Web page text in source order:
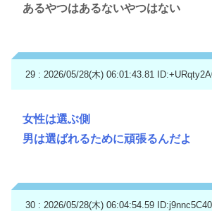
あるやつはあるないやつはない
29 : 2026/05/28(木) 06:01:43.81
女性は選ぶ側
男は選ばれるために頑張るんだよ
30 : 2026/05/28(木) 06:04:54.59 ID:j9nnc5C40